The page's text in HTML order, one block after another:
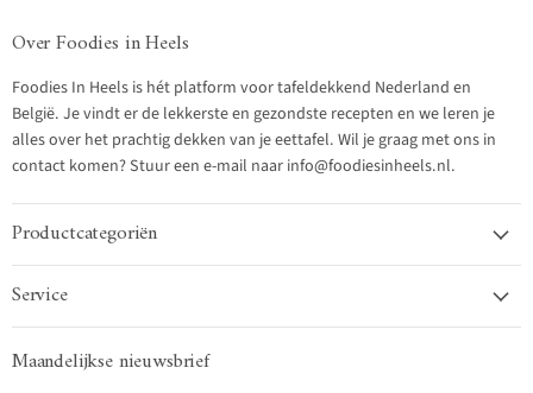
Over Foodies in Heels
Foodies In Heels is hét platform voor tafeldekkend Nederland en
België. Je vindt er de lekkerste en gezondste recepten en we leren je
alles over het prachtig dekken van je eettafel. Wil je graag met ons in
contact komen? Stuur een e-mail naar info@foodiesinheels.nl.
Productcategoriën
Service
Maandelijkse nieuwsbrief